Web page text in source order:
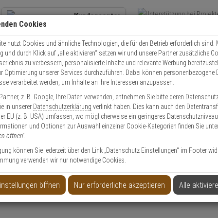
Kundencenter
Kontaktservice nutzen
Mo. - Do.: 8:00 - 16:30 Fr. 8:00 - 14:00 Uhr
Zutritt Einbruch
Silber
Schönheit & moderne Akzente. Unsere Kollektion silbergrauer
grauen Farbtönen, die sowohl Moderne als auch zeitlosen
Cookies
nutzt Cookies und ähnliche Technologien, die für den Betrieb erforderlich sind.
und durch Klick auf „alle aktivieren“ setzen wir und unsere Partner zusätzliche
zu verbessern, personalisierte Inhalte und relevante Werbung
Optimierung unserer Services durchzuführen. Dabei können personenbezogene
verarbeitet werden, um Inhalte an Ihre Interessen anzupassen.
z. B. Google , Ihre Daten verwenden, entnehmen Sie bitte deren
in unserer Datenschutzerklärung verlinkt haben. Dies kann auch den
EU (z. B. USA) umfassen, wo möglicherweise ein geringeres Datenschutzniveau
und Optionen zur Auswahl einzelner Cookie-Kategorien finden Sie
öffnen'.
können Sie jederzeit über den Link „Datenschutz Einstellungen“ im Footer
verwenden wir nur notwendige Cookies.
öffnen Nur erforderliche akzeptieren Alle